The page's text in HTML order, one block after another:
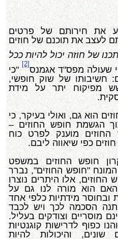
את חירותם של פרטים
לעצב את תוכנם של חוזים
של חוזה יכול להיות ככל
שעולה מפס"ד אגמנס
[2]
"כי
חשיבותו של שוק חופשי,
מפיקוח יתר על מידת
הוא גם, ואולי בעיקר, כי
הגשמת חופש החוזים –
החוזים מוענק לפרט כוח
כפי שיאווה ליבם.
חופש החוזים במשפט
"חופש החוזים", נברר
החוזים, אלו היתרים נוצרו
הוא מורה לנו גם על
ובחוסר מידתיות כלפי אחד
הסכמה לכך ויש לכבד
מוסריים וצודקים בעליל.
כפוף לדרישות קוגנטיות
שונים, והיכולות להיות